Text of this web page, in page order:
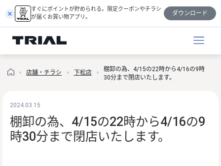
内
すぐにポイントが貯められる。限定クーポンやチラシ
が届くお買い物アプリ。
ダウンロード
店舗・チラシ 下松店
棚卸の為、4/15の22時から4/16の9時
30分まで閉店いたします。
2024.03.15
棚卸の為、4/15の22時から4/16の9
時30分まで閉店いたします。